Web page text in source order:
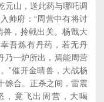
元山，送此药与哪吒调
帅府：“周营中有将讨
兽，拎戟出关。杨戬大
吾炼有丹药，若无丹
乃一炉所出，焉能周营
”催开金睛兽，大战杨
馀合。正杀之间，雷震
，竟飞出周营，大喝